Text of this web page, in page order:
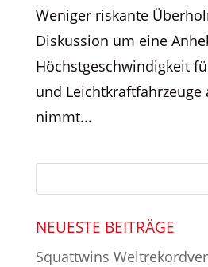
Weniger riskante
Diskussion um eine
Höchstgeschwindigkeit
und Leichtkraftfahrzeuge
nimmt...
NEUESTE BEITRÄGE
Squattwins